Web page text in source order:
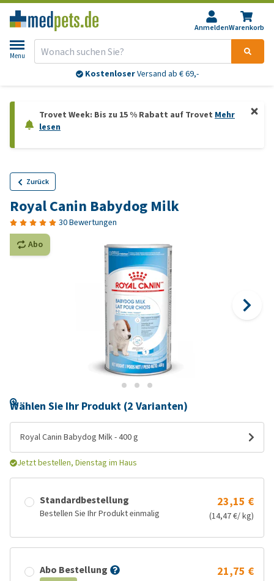
AnmeldenWarenkorb
Menu
KostenloserVersand ab € 69,-
Trovet Week: Bis zu 15 % Rabatt auf Trovet Mehr
lesen
Zurück
Royal Canin Babydog Milk
30 Bewertungen
Abo
Wählen Sie Ihr Produkt (2 Varianten)
Royal Canin Babydog Milk - 400 g
Jetzt bestellen, Dienstag im Haus
Standardbestellung
Bestellen Sie Ihr Produkt einmalig
23,15 €
(14,47 €/ kg)
Abo Bestellung 21,75 €